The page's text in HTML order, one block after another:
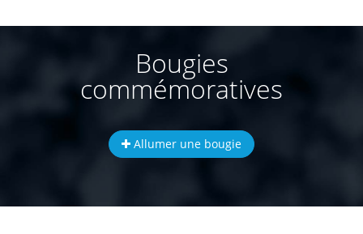
Bougies
commémoratives
Allumer une bougie